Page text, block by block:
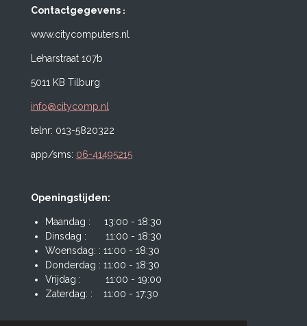
Contactgegevens:
www.citycomputers.nl
Leharstraat 107b
5011 KB Tilburg
info@citycomp.nl
telnr: 013-5820322
app/sms: 06-41495215
Openingstijden:
Maandag : 13:00 - 18:30
Dinsdag : 11:00 - 18:30
Woensdag: : 11:00 - 18:30
Donderdag : 11:00 - 18:30
Vrijdag : 11:00 - 19:00
Zaterdag: : 11:00 - 17:30